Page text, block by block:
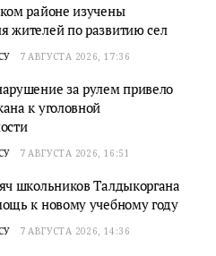
районе изучены
жителей по развитию сел
7 АВГУСТА 2026, 17:36
за рулем привело
к уголовной
7 АВГУСТА 2026, 16:51
школьников Талдыкоргана
к новому учебному году
7 АВГУСТА 2026, 14:36